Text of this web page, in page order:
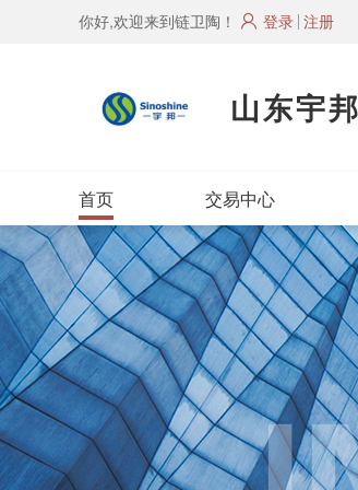
你好,欢迎来到链卫陶！ 登录 注册
山东宇
首页 交易中心